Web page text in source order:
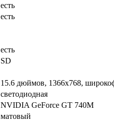
есть
есть
есть
SD
15.6 дюймов, 1366x768,
светодиодная
NVIDIA GeForce GT 740M
матовый